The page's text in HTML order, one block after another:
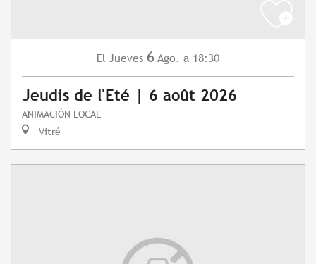
El Jueves 6 Ago. a 18:30
Jeudis de l'Eté | 6 août 2026
ANIMACIÓN LOCAL
Vitré